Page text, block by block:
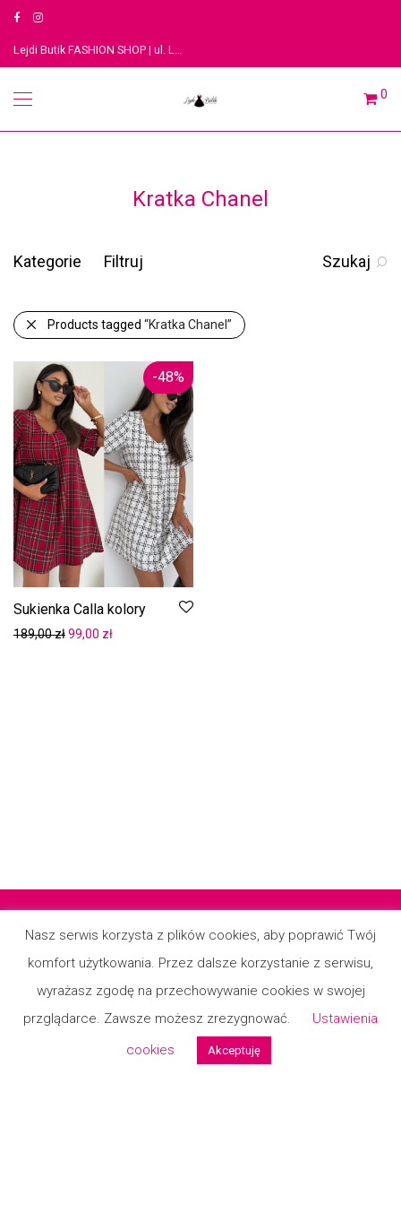
Lejdi Butik FASHION SHOP | ul. Legionów 3, 91-063 Łódź
0
Kratka Chanel
Kategorie Filtruj Szukaj
Products tagged “Kratka Chanel”
-48%
Sukienka Calla kolory
189,00złPierwotna cena wynosiła: 189,00 zł.
99,00 złAktualna cena wynosi: 99,00 zł.
Polityka prywatności
Nasz serwis korzysta z plików cookies, aby poprawić Twój
komfort użytkowania. Przez dalsze korzystanie z serwisu,
wyrażasz zgodę na przechowywanie cookies w swojej
przglądarce. Zawsze możesz zrezygnować.
Ustawienia
cookies
Akceptuję